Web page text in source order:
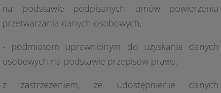
na podstawie podpisanych umów powierzenia
przetwarzania danych osobowych,
- podmiotom uprawnionym do uzyskania danych
osobowych na podstawie przepisów prawa;
z zastrzeżeniem, że udostępnienie danych